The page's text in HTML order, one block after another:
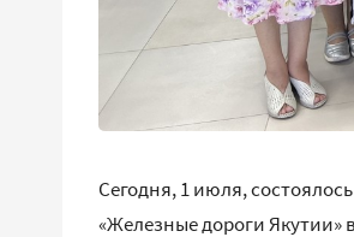
Сегодня, 1 июля,
«Железные дороги Якутии»